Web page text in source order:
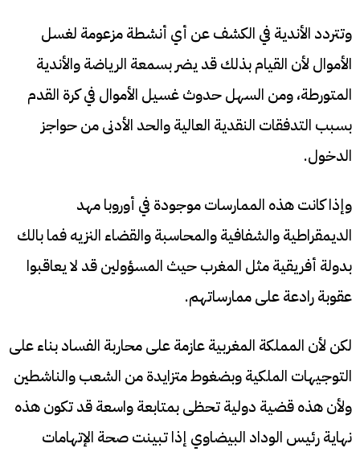
وتتردد الأندية في الكشف عن أي أنشطة مزعومة لغسل
الأموال لأن القيام بذلك قد يضر بسمعة الرياضة والأندية
المتورطة، ومن السهل حدوث غسيل الأموال في كرة القدم
بسبب التدفقات النقدية العالية والحد الأدنى من حواجز
الدخول.
وإذا كانت هذه الممارسات موجودة في أوروبا مهد
الديمقراطية والشفافية والمحاسبة والقضاء النزيه فما بالك
بدولة أفريقية مثل المغرب حيث المسؤولين قد لا يعاقبوا
عقوبة رادعة على ممارساتهم.
لكن لأن المملكة المغربية عازمة على محاربة الفساد بناء على
التوجيهات الملكية وبضغوط متزايدة من الشعب والناشطين
ولأن هذه قضية دولية تحظى بمتابعة واسعة قد تكون هذه
نهاية رئيس الوداد البيضاوي إذا تبينت صحة الإتهامات